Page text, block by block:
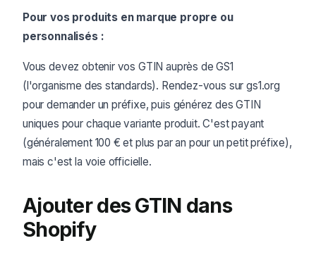
Pour vos produits en marque propre ou
personnalisés :
Vous devez obtenir vos GTIN auprès de GS1
(l'organisme des standards). Rendez-vous sur gs1.org
pour demander un préfixe, puis générez des GTIN
uniques pour chaque variante produit. C'est payant
(généralement 100 € et plus par an pour un petit préfixe),
mais c'est la voie officielle.
Ajouter des GTIN dans
Shopify